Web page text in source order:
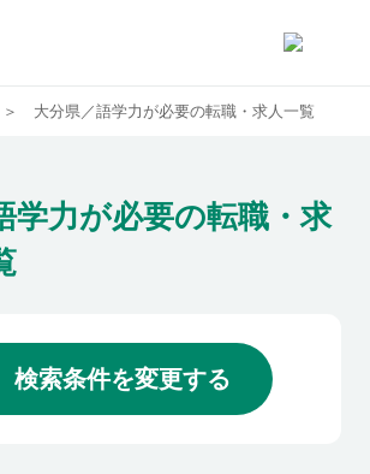
人一覧
一覧
気に入り求人
大分県／語学力が必要の転職・求人一覧
学力が必要の転職・求
検索条件を変更する